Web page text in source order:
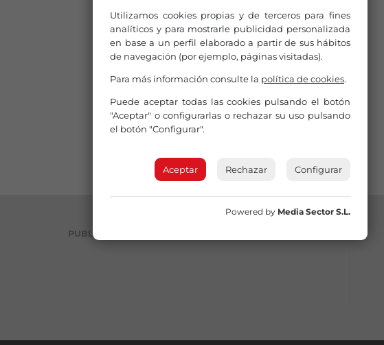
PUBLICIDAD
Utilizamos cookies propias y de terceros para fines
analíticos y para mostrarle publicidad personalizada
en base a un perfil elaborado a partir de sus hábitos
de navegación (por ejemplo, páginas visitadas).
Para más información consulte la política de cookies.
Puede aceptar todas las cookies pulsando el botón
"Aceptar" o configurarlas o rechazar su uso pulsando
el botón "Configurar".
Aceptar Rechazar Configurar
Powered by Media Sector S.L.